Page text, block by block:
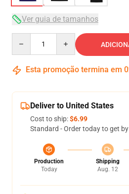
Ver guia de tamanhos
Esta promoção termina em
Deliver to United States
Cost to ship:$6.99
Standard - Order today to get by
Production
Today
Shipping
Aug. 12